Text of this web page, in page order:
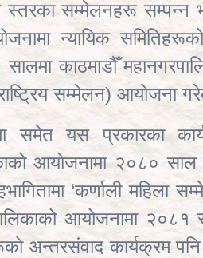
स्तरका सम्मेलनहरू
न्यायिक
काठमाडौँ
सम्मेलन) आयोजना
समेत यस प्रकारका
आयोजनामा २०८० साल
‘कर्णाली महिला
आयोजनामा
अन्तरसंवाद कार्यक्रम